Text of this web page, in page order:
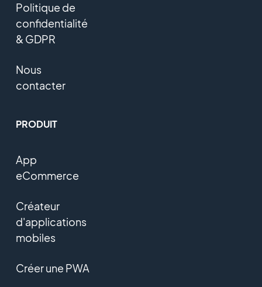
Politique de
confidentialité
& GDPR
Nous
contacter
PRODUIT
App
eCommerce
Créateur
d'applications
mobiles
Créer une PWA